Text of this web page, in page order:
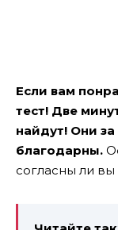
Если вам
тест! Две
найдут! Они за
благодарны.
согласны ли вы